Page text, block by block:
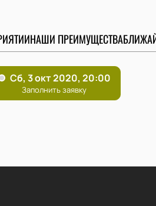
НАШИ ПРЕИМУЩЕСТВА